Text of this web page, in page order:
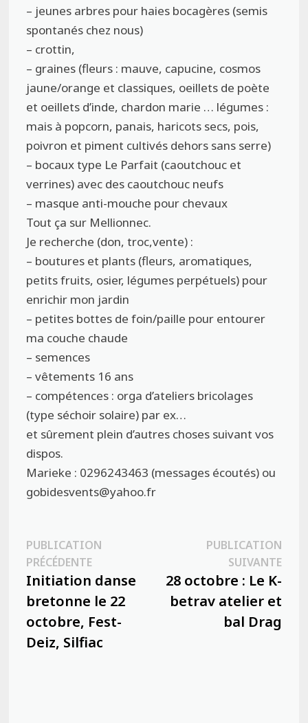
– jeunes arbres pour haies bocagères (semis
spontanés chez nous)
– crottin,
– graines (fleurs : mauve, capucine, cosmos
jaune/orange et classiques, oeillets de poète
et oeillets d’inde, chardon marie … légumes :
mais à popcorn, panais, haricots secs, pois,
poivron et piment cultivés dehors sans serre)
– bocaux type Le Parfait (caoutchouc et
verrines) avec des caoutchouc neufs
– masque anti-mouche pour chevaux
Tout ça sur Mellionnec.
Je recherche (don, troc,vente) :
– boutures et plants (fleurs, aromatiques,
petits fruits, osier, légumes perpétuels) pour
enrichir mon jardin
– petites bottes de foin/paille pour entourer
ma couche chaude
– semences
– vêtements 16 ans
– compétences : orga d’ateliers bricolages
(type séchoir solaire) par ex…
et sûrement plein d’autres choses suivant vos
dispos.
Marieke : 0296243463 (messages écoutés) ou
gobidesvents@yahoo.fr
Navigation
de
l’article
PUBLICATION
PRÉCÉDENTEPublication
précédente :
Initiation danse
bretonne le 22
octobre, Fest-
Deiz, Silfiac
PUBLICATION
SUIVANTE
28 octobre : Le K-
betrav atelier et
bal Drag